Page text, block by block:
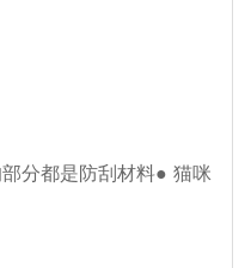
分都是防刮材料● 猫咪